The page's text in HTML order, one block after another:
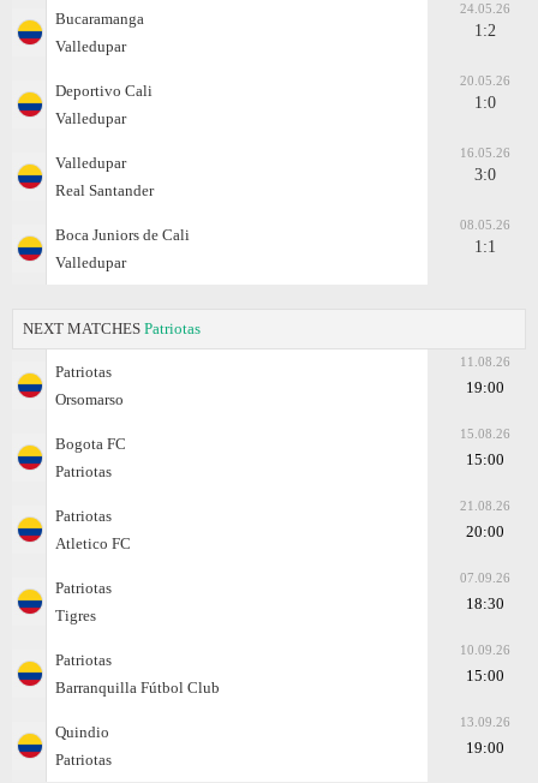
Bucaramanga
Valledupar
24.05.26
1:2
Deportivo Cali
Valledupar
20.05.26
1:0
Valledupar
Real Santander
16.05.26
3:0
Boca Juniors de Cali
Valledupar
08.05.26
1:1
NEXT MATCHES Patriotas
Patriotas
Orsomarso
11.08.26
19:00
Bogota FC
Patriotas
15.08.26
15:00
Patriotas
Atletico FC
21.08.26
20:00
Patriotas
Tigres
07.09.26
18:30
Patriotas
Barranquilla Fútbol Club
10.09.26
15:00
Quindio
Patriotas
13.09.26
19:00